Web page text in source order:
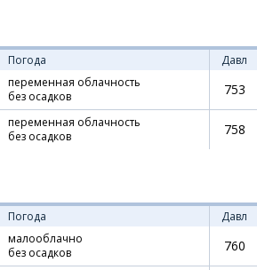
Погода Давл
переменная облачность
без осадков
753
переменная облачность
без осадков
758
Погода Давл
малооблачно
без осадков
760